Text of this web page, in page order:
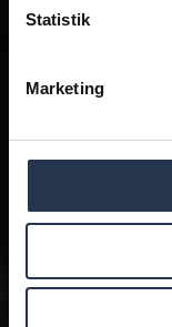
Statistik
Marketing